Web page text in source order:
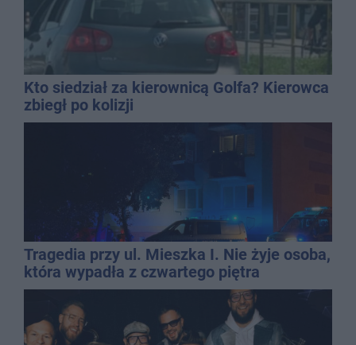
Kto siedział za kierownicą Golfa? Kierowca
zbiegł po kolizji
Tragedia przy ul. Mieszka I. Nie żyje osoba,
która wypadła z czwartego piętra